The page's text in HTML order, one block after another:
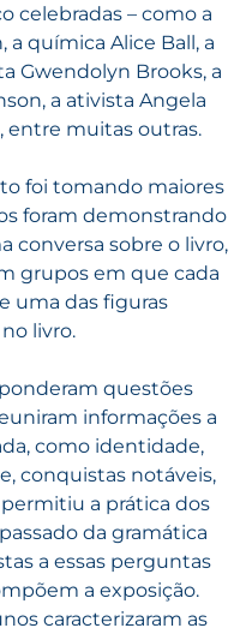
celebradas – como a
química Alice Ball, a
Gwendolyn Brooks, a
a ativista Angela
entre muitas outras.
foi tomando maiores
foram demonstrando
conversa sobre o livro,
grupos em que cada
uma das figuras
livro.
questões
informações a
como identidade,
conquistas notáveis,
a prática dos
da gramática
a essas perguntas
a exposição.
caracterizaram as